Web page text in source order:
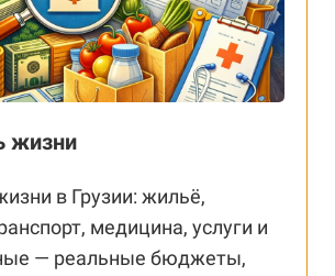
жизни
в Грузии: жильё,
медицина, услуги и
— реальные бюджеты,